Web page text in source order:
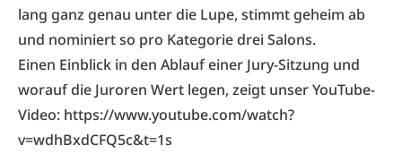
lang ganz genau unter die Lupe, stimmt geheim ab
und nominiert so pro Kategorie drei Salons.
Einen Einblick in den Ablauf einer Jury-Sitzung und
worauf die Juroren Wert legen, zeigt unser YouTube-
Video: https://www.youtube.com/watch?
v=wdhBxdCFQ5c&t=1s